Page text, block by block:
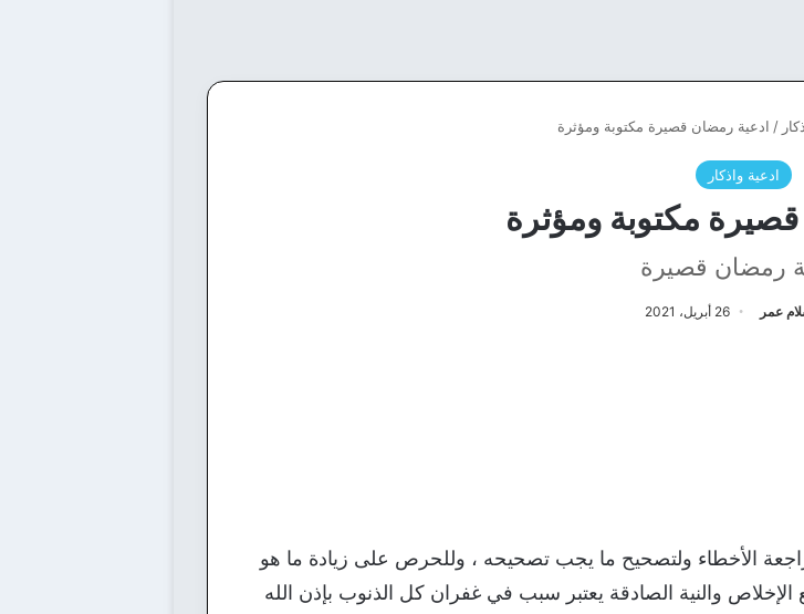
/ ادعية رمضان قصيرة مكتوبة ومؤثرة
ادعية واذكار
مكتوبة ومؤثرة
رمضان قصيرة
عمر 26 أبريل، 2021
الأخطاء ولتصحيح ما يجب تصحيحه ، وللحرص على زيادة ما هو
والنية الصادقة يعتبر سبب في غفران كل الذنوب بإذن الله